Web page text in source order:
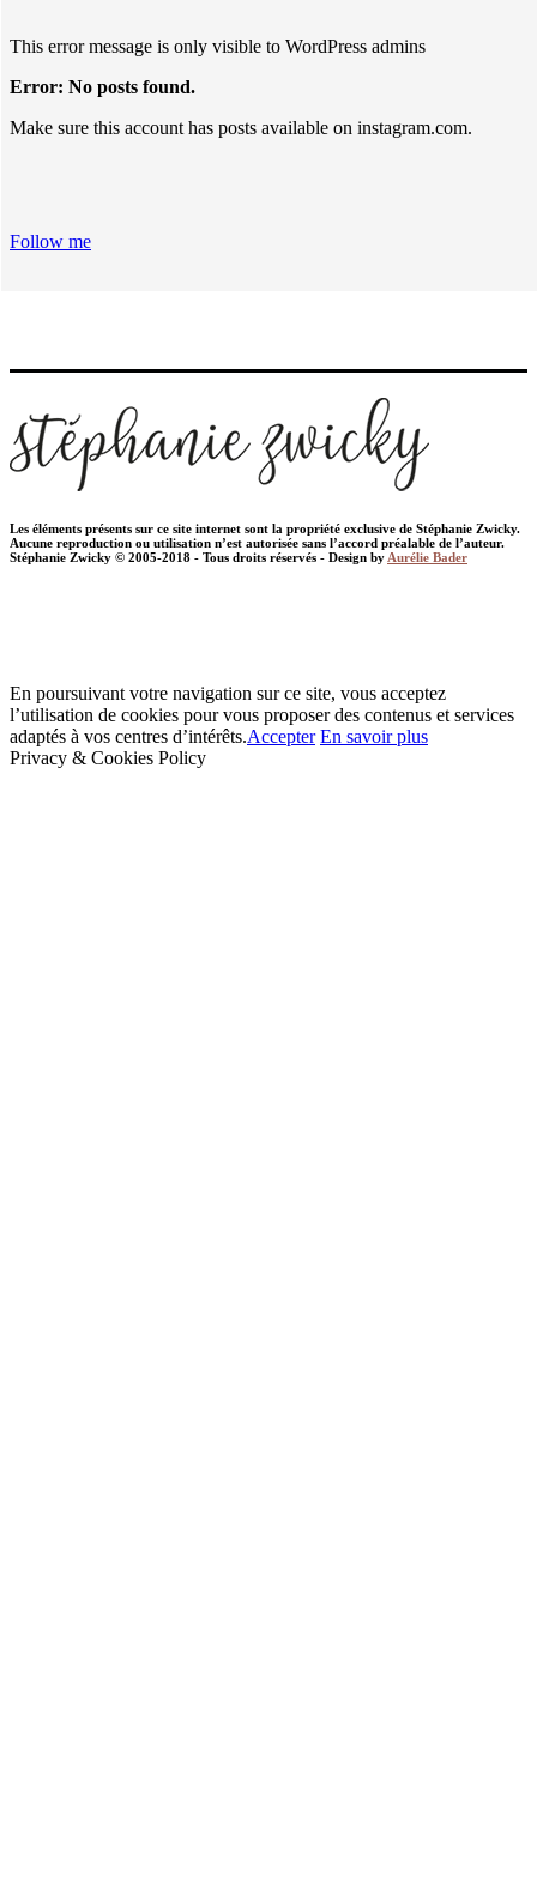
This error message is only visible to WordPress admins
Error: No posts found.
Make sure this account has posts available on instagram.com.
Follow me
Les éléments présents sur ce site internet sont la propriété exclusive de Stéphanie Zwicky.
Aucune reproduction ou utilisation n’est autorisée sans l’accord préalable de l’auteur.
Stéphanie Zwicky © 2005-2018 - Tous droits réservés - Design by Aurélie Bader
En poursuivant votre navigation sur ce site, vous acceptez
l’utilisation de cookies pour vous proposer des contenus et services
adaptés à vos centres d’intérêts.Accepter En savoir plus
Privacy & Cookies Policy